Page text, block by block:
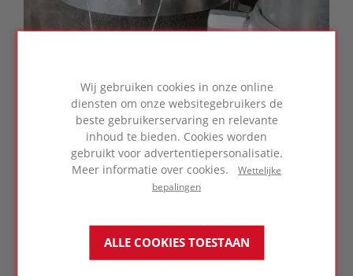
Wij gebruiken cookies in onze online
diensten om onze websitegebruikers de
beste gebruikerservaring en relevante
inhoud te bieden. Cookies worden
gebruikt voor advertentiepersonalisatie.
Meer informatie over cookies. Wettelijke
bepalingen
ALLE COOKIES TOESTAAN
We meten standaard de fysieke, chemische,
thermische en mechanische eigenschappen van
isolatie en bijbehorende materialen zoals lijm,
omhulsels, membranen en coatings.
Een greep uit onze meettechnieken:
thermische geleidbaarheid, cryogeen tot hot
service applicaties